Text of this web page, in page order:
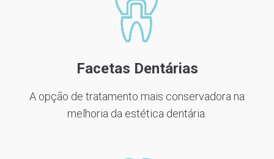
Facetas Dentárias
A opção de tratamento mais conservadora na
melhoria da estética dentária.